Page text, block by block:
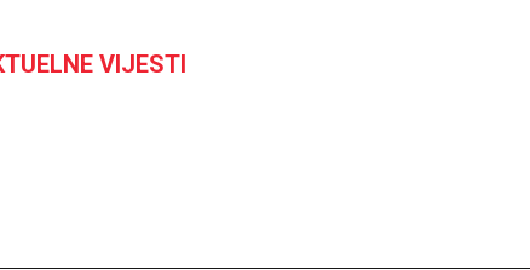
VIJESTI